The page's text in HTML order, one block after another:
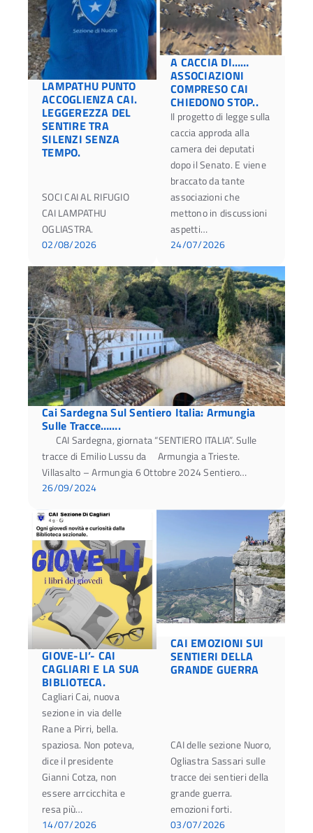
LAMPATHU PUNTO
ACCOGLIENZA CAI.
LEGGEREZZA DEL
SENTIRE TRA
SILENZI SENZA
TEMPO.
SOCI CAI AL RIFUGIO
CAI LAMPATHU
OGLIASTRA.
02/08/2026
A CACCIA DI……
ASSOCIAZIONI
COMPRESO CAI
CHIEDONO STOP..
Il progetto di legge sulla
caccia approda alla
camera dei deputati
dopo il Senato. E viene
braccato da tante
associazioni che
mettono in discussioni
aspetti…
24/07/2026
GIOVE-LI’- CAI
CAGLIARI E LA SUA
BIBLIOTECA.
Cagliari Cai, nuova
sezione in via delle
Rane a Pirri, bella.
spaziosa. Non poteva,
dice il presidente
Gianni Cotza, non
essere arrcicchita e
resa più…
14/07/2026
CAI EMOZIONI SUI
SENTIERI DELLA
GRANDE GUERRA
CAI delle sezione Nuoro,
Ogliastra Sassari sulle
tracce dei sentieri della
grande guerra.
emozioni forti.
03/07/2026
Cai Sardegna Sul Sentiero Italia: Armungia
Sulle Tracce…….
CAI Sardegna, giornata “SENTIERO ITALIA”. Sulle
tracce di Emilio Lussu da Armungia a Trieste.
Villasalto – Armungia 6 Ottobre 2024 Sentiero…
26/09/2024